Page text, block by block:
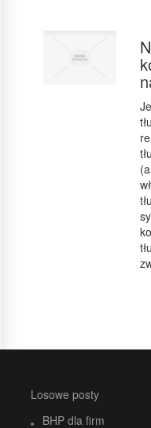
Losowe posty
BHP dla firm